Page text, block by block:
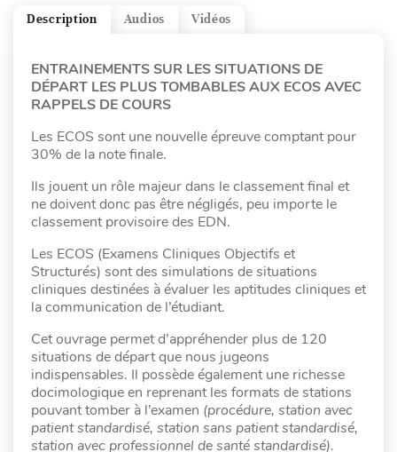
Vidéos
Audios
Description
ENTRAINEMENTS SUR LES SITUATIONS DE
DÉPART LES PLUS TOMBABLES AUX ECOS AVEC
RAPPELS DE COURS
Les ECOS sont une nouvelle épreuve comptant pour
30% de la note finale.
Ils jouent un rôle majeur dans le classement final et
ne doivent donc pas être négligés, peu importe le
classement provisoire des EDN.
Les ECOS (Examens Cliniques Objectifs et
Structurés) sont des simulations de situations
cliniques destinées à évaluer les aptitudes cliniques et
la communication de l’étudiant.
Cet ouvrage permet d’appréhender plus de 120
situations de départ que nous jugeons
indispensables. Il possède également une richesse
docimologique en reprenant les formats de stations
pouvant tomber à l’examen (procédure, station avec
patient standardisé, station sans patient standardisé,
station avec professionnel de santé standardisé).